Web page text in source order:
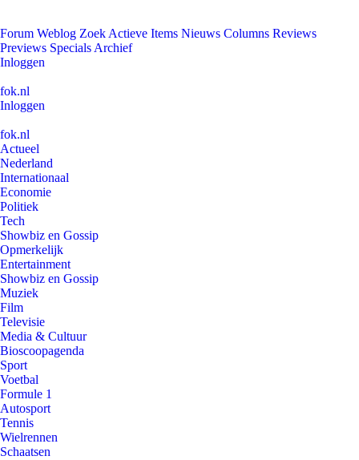
Forum Weblog Zoek Actieve Items Nieuws Columns Reviews
Previews Specials Archief
Inloggen
fok.nl
Inloggen
fok.nl
Actueel
Nederland
Internationaal
Economie
Politiek
Tech
Showbiz en Gossip
Opmerkelijk
Entertainment
Showbiz en Gossip
Muziek
Film
Televisie
Media & Cultuur
Bioscoopagenda
Sport
Voetbal
Formule 1
Autosport
Tennis
Wielrennen
Schaatsen